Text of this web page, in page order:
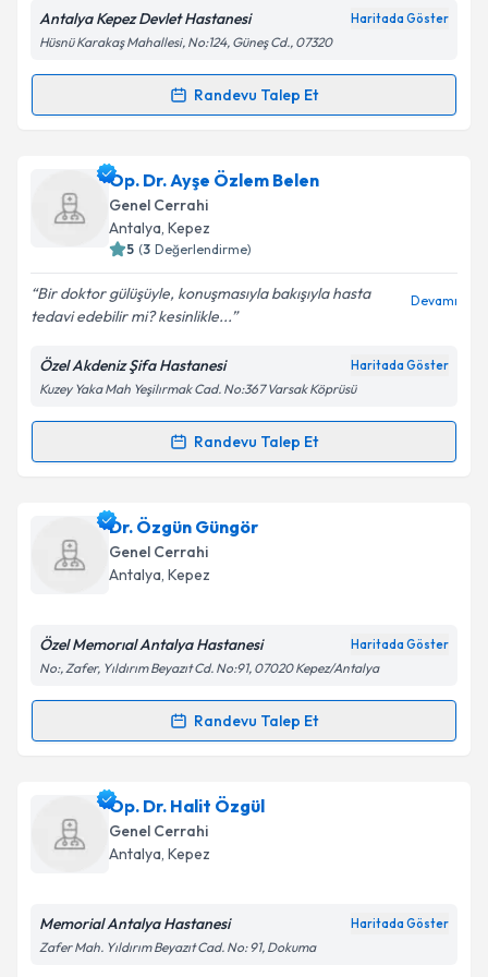
Kişisel verilerimin işlenmesine ilişkin
Metni'ni okudum ve kişisel verilerimin belirtilen
Takvim Talebini Gönder
Antalya Kepez Devlet Hastanesi Haritada Göster
Hüsnü Karakaş Mahallesi, No:124, Güneş Cd., 07320
Randevu Talep Et
Randevu Takvimi Talebi
Op. Dr. Serap Melek Doğaniçin randevu takvimi
talebi oluşturun. Size bu uzmandan randevu almanız
için bir takvim hazırlandığında e-posta ile
bilgilendireceğiz.
E-posta Adresiniz
Kişisel verilerimin işlenmesine ilişkinAydınlatma
Metni'ni okudum ve kişisel verilerimin belirtilen
kapsamda işlenmesini kabul ediyorum.
Op. Dr. Ayşe Özlem Belen
Genel Cerrahi
Antalya, Kepez
5 (3 Değerlendirme)
Bir doktor gülüşüyle, konuşmasıyla bakışıyla hasta
tedavi edebilir mi? kesinlikle...
Devamı
Özel Akdeniz Şifa Hastanesi Haritada Göster
Kuzey Yaka Mah Yeşilırmak Cad. No:367 Varsak Köprüsü
Randevu Talep Et
Randevu Takvimi Talebi
Op. Dr. Ayşe Özlem Belen
oluşturun. Size bu uzmandan randevu almanız için bir
takvim hazırlandığında e-posta ile bilgilendireceğiz.
Kişisel verilerimin işlenmesine ilişkin
Metni'ni okudum ve kişisel verilerimin belirtilen
Takvim Talebini Gönder
Dr. Özgün Güngör
Genel Cerrahi
Antalya, Kepez
Özel Memorıal Antalya Hastanesi Haritada Göster
No:, Zafer, Yıldırım Beyazıt Cd. No:91, 07020 Kepez/Antalya
Randevu Talep Et
Randevu Takvimi Talebi
Dr. Özgün Güngör için randevu takvimi talebi
oluşturun. Size bu uzmandan randevu almanız için bir
takvim hazırlandığında e-posta ile bilgilendireceğiz.
Op. Dr. Halit Özgül
Genel Cerrahi
Antalya, Kepez
Memorial Antalya Hastanesi Haritada Göster
Zafer Mah. Yıldırım Beyazıt Cad. No: 91, Dokuma